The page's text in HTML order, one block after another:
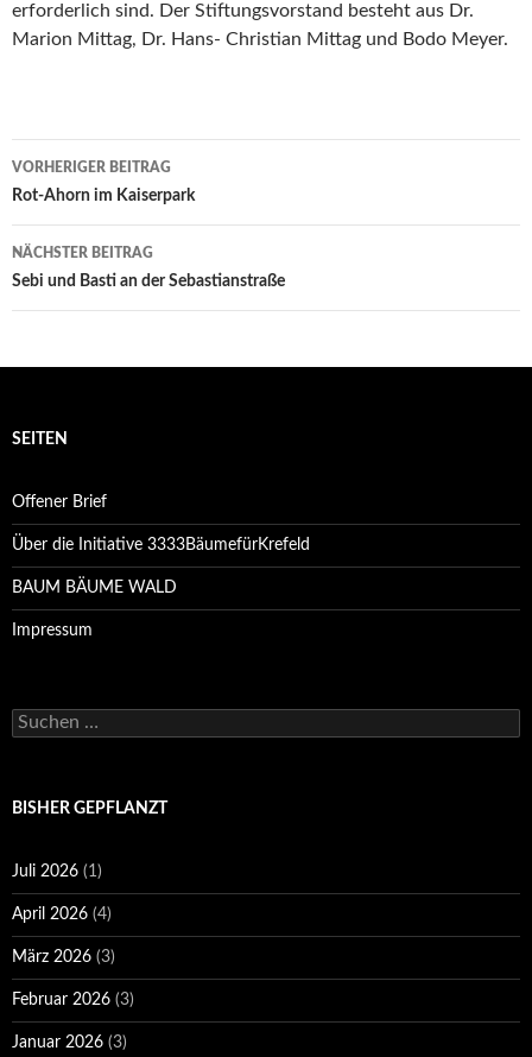
erforderlich sind. Der Stiftungsvorstand besteht aus Dr.
Marion Mittag, Dr. Hans- Christian Mittag und Bodo Meyer.
Beitrags-
Navigation
VORHERIGER BEITRAG
Rot-Ahorn im Kaiserpark
NÄCHSTER BEITRAG
Sebi und Basti an der Sebastianstraße
SEITEN
Offener Brief
Über die Initiative 3333BäumefürKrefeld
BAUM BÄUME WALD
Impressum
Suchen
nach:
BISHER GEPFLANZT
Juli 2026 (1)
April 2026 (4)
März 2026 (3)
Februar 2026 (3)
Januar 2026 (3)